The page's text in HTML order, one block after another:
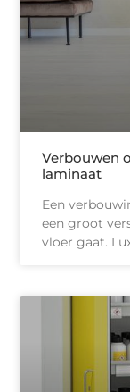
Verbouwen
laminaat
Een
een groot
vloer gaat.